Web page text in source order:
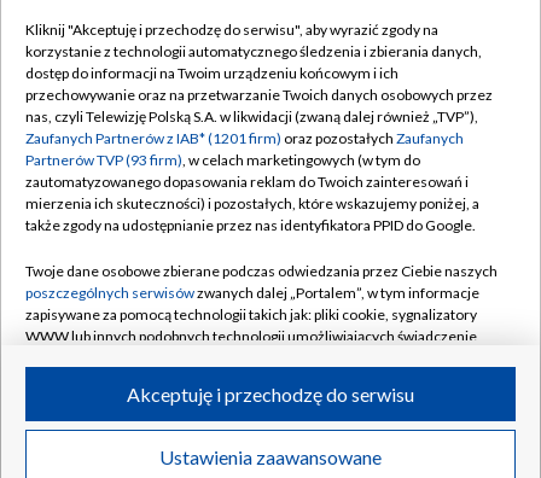
TVP
Abonament TVP
Emisja w TVP
Centrum informacji TVP
Naziemna Telewizja Cyfrowa
Rada Programowa
System NOS
Informacje o nadawcy
Program dla prasy
Regulamin TVP
Polityka prywatności
Moje zgody
Pomoc
Kontakt
Kanały
©2026 Telewizja Polska S.A. w likwidacji
Kliknij "Akceptuję i przechodzę do serwisu", aby wyrazić zgody na
korzystanie z technologii automatycznego śledzenia i zbierania danych,
dostęp do informacji na Twoim urządzeniu końcowym i ich
przechowywanie oraz na przetwarzanie Twoich danych osobowych przez
nas, czyli Telewizję Polską S.A. w likwidacji (zwaną dalej również „TVP”),
Zaufanych Partnerów z IAB* (1201 firm) oraz pozostałych Zaufanych
Partnerów TVP (93 firm), w celach marketingowych (w tym do
zautomatyzowanego dopasowania reklam do Twoich zainteresowań i
mierzenia ich skuteczności) i pozostałych, które wskazujemy poniżej, a
także zgody na udostępnianie przez nas identyfikatora PPID do Google.
Twoje dane osobowe zbierane podczas odwiedzania przez Ciebie naszych
poszczególnych serwisówzwanych dalej „Portalem”, w tym informacje
zapisywane za pomocą technologii takich jak: pliki cookie, sygnalizatory
WWW lub innych podobnych technologii umożliwiających świadczenie
ruchu w Internecie.
Twoje dane osobowe zbierane podczas odwiedzania przez Ciebie
poszczególnych serwisówna Portalu, takie jak adresy IP, identyfikatory
Ustawienia zaawansowane
Akceptuję i przechodzę do serwisu